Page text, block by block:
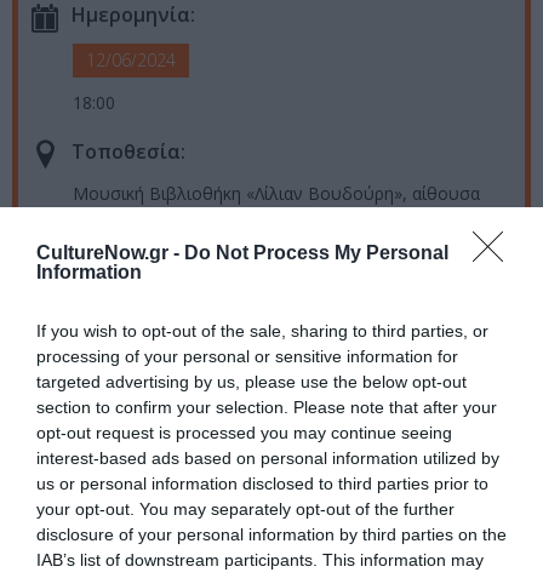
CultureNow.gr - Do Not Process My Personal
Information
If you wish to opt-out of the sale, sharing to third parties, or
processing of your personal or sensitive information for
targeted advertising by us, please use the below opt-out
section to confirm your selection. Please note that after your
opt-out request is processed you may continue seeing
interest-based ads based on personal information utilized by
us or personal information disclosed to third parties prior to
your opt-out. You may separately opt-out of the further
disclosure of your personal information by third parties on the
IAB’s list of downstream participants. This information may
Ημερομηνία:
12/06/2024
18:00
Τοποθεσία:
Μουσική Βιβλιοθήκη «Λίλιαν Βουδούρη», αίθουσα
Σοφίας & Κόκκαλη, Αθήνα
Eισιτήρια:
Είσοδος ελεύθερη με δελτία εισόδου
Πληροφορίες / Κρατήσεις:
mmb.org.gr
Ακολουθήστε το Culturenow.gr στο Google News